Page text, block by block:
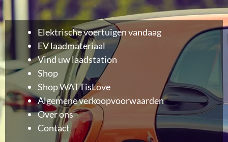
Elektrische voertuigen vandaag
EV laadmateriaal
Vind uw laadstation
Shop
Shop WATTisLove
Algemene verkoopvoorwaarden
Over ons
Contact